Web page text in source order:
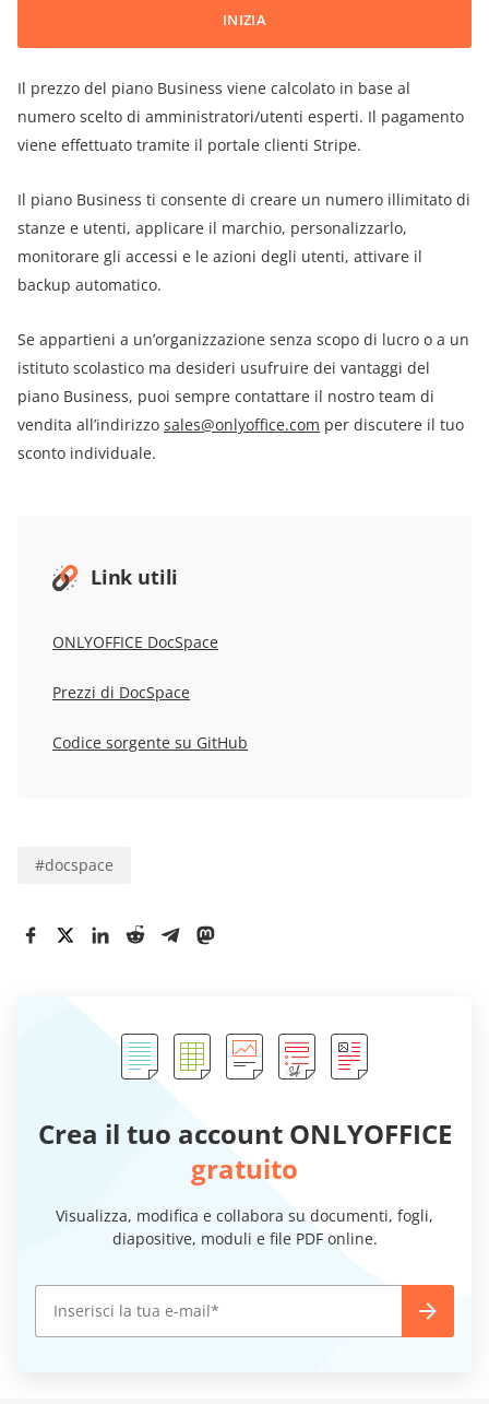
INIZIA
Il prezzo del piano Business viene calcolato in base al
numero scelto di amministratori/utenti esperti. Il pagamento
viene effettuato tramite il portale clienti Stripe.
Il piano Business ti consente di creare un numero illimitato di
stanze e utenti, applicare il marchio, personalizzarlo,
monitorare gli accessi e le azioni degli utenti, attivare il
backup automatico.
Se appartieni a un’organizzazione senza scopo di lucro o a un
istituto scolastico ma desideri usufruire dei vantaggi del
piano Business, puoi sempre contattare il nostro team di
vendita all’indirizzo sales@onlyoffice.com per discutere il tuo
sconto individuale.
Link utili
ONLYOFFICE DocSpace
Prezzi di DocSpace
Codice sorgente su GitHub
#docspace
Crea il tuo account ONLYOFFICE
gratuito
Visualizza, modifica e collabora su documenti, fogli,
diapositive, moduli e file PDF online.